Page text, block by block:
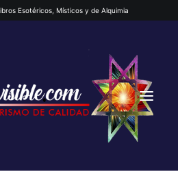
Esotéricos, Místicos y de Alquimia